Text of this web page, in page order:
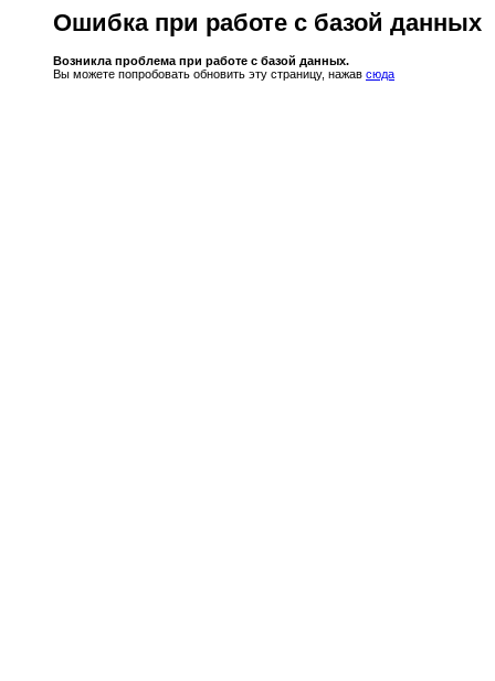
Ошибка при работе с базой данных
Возникла проблема при работе с базой данных.
Вы можете попробовать обновить эту страницу, нажав сюда